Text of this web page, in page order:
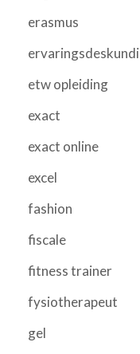
erasmus
etw opleiding
exact
exact online
excel
fashion
fiscale
fitness trainer
fysiotherapeut
gel